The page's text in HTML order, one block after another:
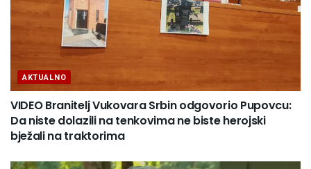
AKTUALNO
VIDEO Branitelj Vukovara Srbin odgovorio Pupovcu:
Da niste dolazili na tenkovima ne biste herojski
bježali na traktorima